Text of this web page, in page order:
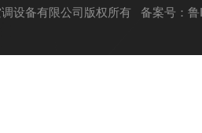
设备有限公司版权所有 备案号：